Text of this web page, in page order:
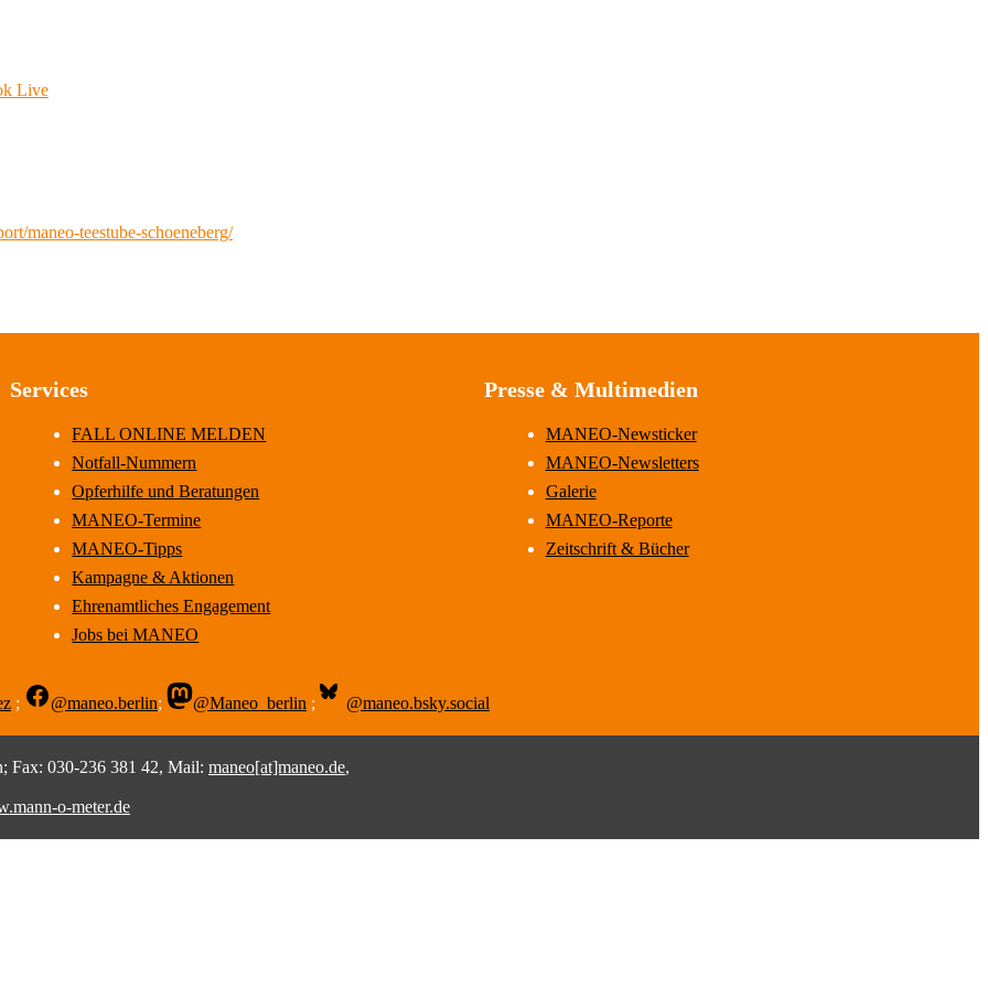
Live
maneo-teestube-schoeneberg/
Services
FALL ONLINE MELDEN
Notfall-Nummern
Opferhilfe und Beratungen
MANEO-Termine
MANEO-Tipps
Kampagne & Aktionen
Ehrenamtliches Engagement
Jobs bei MANEO
Presse & Multimedien
MANEO-Newsticker
MANEO-Newsletters
Galerie
MANEO-Reporte
Zeitschrift & Bücher
; @maneo.berlin; @Maneo_berlin ; @maneo.bsky.social
Fax: 030-236 381 42, Mail: maneo[at]maneo.de,
o-meter.de